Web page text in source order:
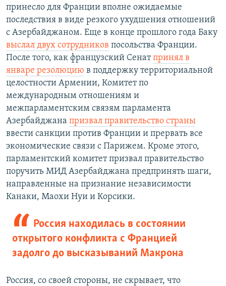
принесло для Франции вполне ожидаемые
последствия в виде резкого ухудшения отношений
с Азербайджаном. Еще в конце прошлого года Баку
выслал двух сотрудников посольства Франции.
После того, как французский Сенатпринял в
январе резолюцию в поддержку территориальной
целостности Армении, Комитет по
международным отношениям и
межпарламентским связям парламента
Азербайджана призвал правительство страны
ввести санкции против Франции и прервать все
экономические связи с Парижем. Кроме этого,
парламентский комитет призвал правительство
поручить МИД Азербайджана предпринять шаги,
направленные на признание независимости
Канаки, Маохи Нуи и Корсики.
Россия находилась в состоянии
открытого конфликта с Францией
задолго до высказываний Макрона
Россия, со своей стороны, не скрывает, что